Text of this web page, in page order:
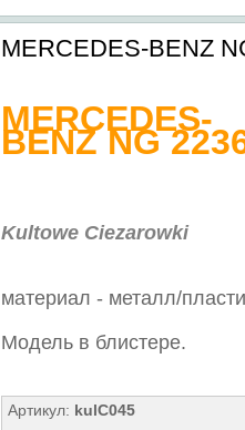
MERCEDES-BENZ
MERCEDES-
BENZ NG
Kultowe Ciezarowki
материал - металл/
Модель в блистере.
Артикул: kulC045